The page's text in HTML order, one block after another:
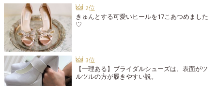
きゅんとする可愛いヒールを17こあつめました
♡
【一理ある】ブライダルシューズは、表面がツ
ルツルの方が履きやすい説。